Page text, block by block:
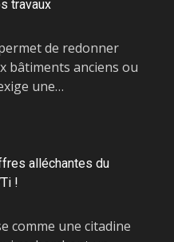
travaux
de redonner
bâtiments anciens ou
une…
alléchantes du
!
comme une citadine